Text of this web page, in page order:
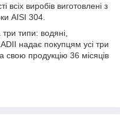
всіх виробів виготовлені з
AISI 304.
типи: водяні,
надає покупцям усі три
свою продукцію 36 місяців